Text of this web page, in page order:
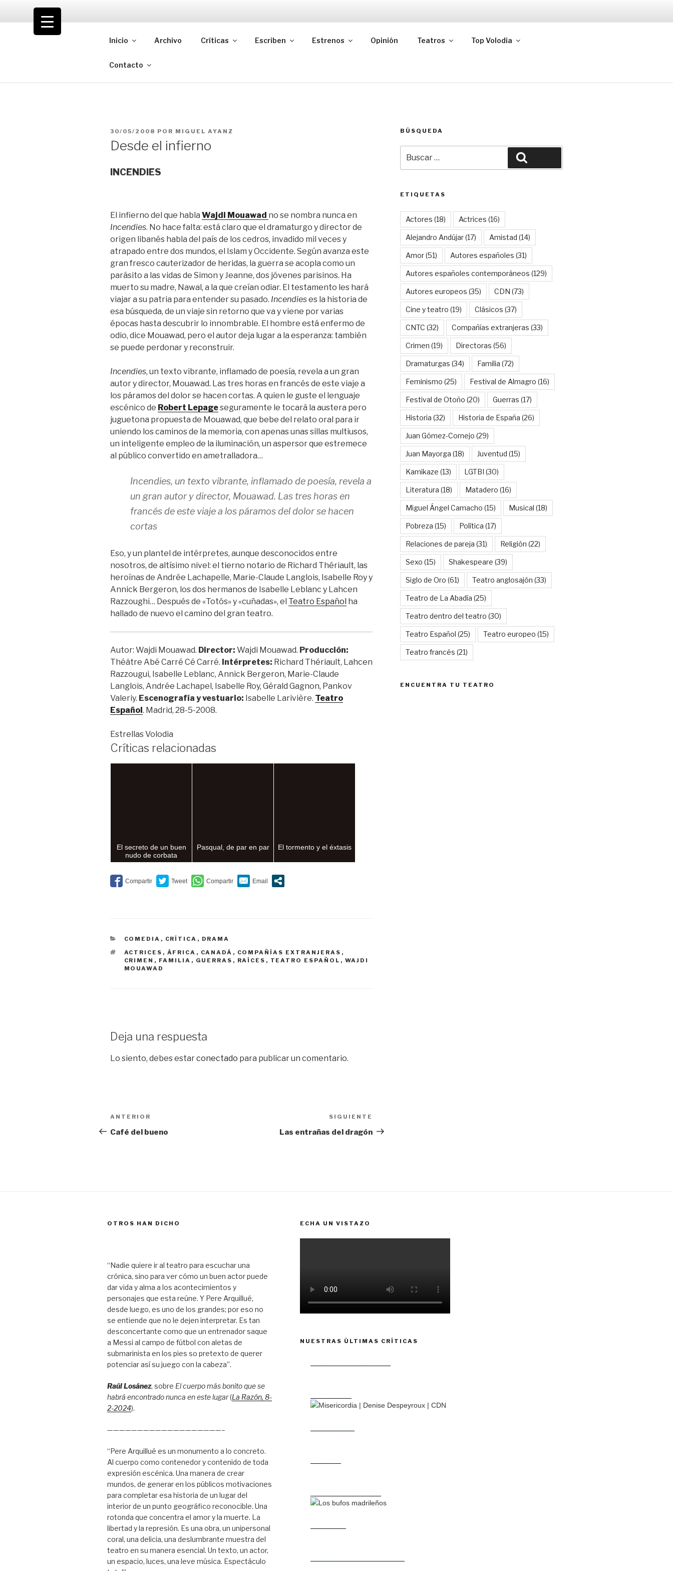
VOLODIA
Inicio Archivo Críticas Escriben Estrenos Opinión Teatros Top Volodia
Contacto
PUBLICADO
30/05/2008 POR MIGUEL AYANZ
Desde el infierno
INCENDIES
El infierno del que habla Wajdi Mouawad no se nombra nunca en
Incendies. No hace falta: está claro que el dramaturgo y director de
origen libanés habla del país de los cedros, invadido mil veces y
atrapado entre dos mundos, el Islam y Occidente. Según avanza este
gran fresco cauterizador de heridas, la guerra se acopla como un
parásito a las vidas de Simon y Jeanne, dos jóvenes parisinos. Ha
muerto su madre, Nawal, a la que creían odiar. El testamento les hará
viajar a su patria para entender su pasado. Incendieses la historia de
esa búsqueda, de un viaje sin retorno que va y viene por varias
épocas hasta descubrir lo innombrable. El hombre está enfermo de
odio, dice Mouawad, pero el autor deja lugar a la esperanza: también
se puede perdonar y reconstruir.
Incendies, un texto vibrante, inflamado de poesía, revela a un gran
autor y director, Mouawad. Las tres horas en francés de este viaje a
los páramos del dolor se hacen cortas. A quien le guste el lenguaje
escénico de Robert Lepageseguramente le tocará la austera pero
juguetona propuesta de Mouawad, que bebe del relato oral para ir
uniendo los caminos de la memoria, con apenas unas sillas multiusos,
un inteligente empleo de la iluminación, un aspersor que estremece
al público convertido en ametralladora…
Incendies, un texto vibrante, inflamado de poesía, revela a
un gran autor y director, Mouawad. Las tres horas en
francés de este viaje a los páramos del dolor se hacen
cortas
Eso, y un plantel de intérpretes, aunque desconocidos entre
nosotros, de altísimo nivel: el tierno notario de Richard Thériault, las
heroínas de Andrée Lachapelle, Marie-Claude Langlois, Isabelle Roy y
Annick Bergeron, los dos hermanos de Isabelle Leblanc y Lahcen
Razzoughi… Después de «Totós» y «cuñadas», el Teatro Español ha
hallado de nuevo el camino del gran teatro.
Autor: Wajdi Mouawad. Director: Wajdi Mouawad. Producción:
Théâtre Abé Carré Cé Carré. Intérpretes: Richard Thériault, Lahcen
Razzougui, Isabelle Leblanc, Annick Bergeron, Marie-Claude
Langlois, Andrée Lachapel, Isabelle Roy, Gérald Gagnon, Pankov
Valeriy. Escenografía y vestuario: Isabelle Larivière. Teatro
Español. Madrid, 28-5-2008.
Estrellas Volodia
Críticas relacionadas
El secreto de un buen
nudo de corbata
Pasqual, de par en par El tormento y el éxtasis
CATEGORÍAS
COMEDIA , CRÍTICA , DRAMA
ETIQUETAS
ACTRICES , ÁFRICA , CANADÁ , COMPAÑÍAS EXTRANJERAS ,
CRIMEN , FAMILIA , GUERRAS , RAÍCES , TEATRO ESPAÑOL , WAJDI
MOUAWAD
Deja una respuesta
Lo siento, debes estarconectado para publicar un comentario.
Navegación
de
Entrada
anterior:
ANTERIOR
Café del bueno
entrada
SIGUIENTE
Las entrañas del dragón
BÚSQUEDA
por:
ETIQUETAS
Actores (18) Actrices (16)
Alejandro Andújar(17) Amistad (14)
Amor(51) Autores españoles (31)
Autores españoles contemporáneos (129)
Autores europeos (35) CDN (73)
Cine y teatro (19) Clásicos (37)
CNTC (32) Compañías extranjeras (33)
Crimen (19) Directoras (56)
Dramaturgas (34) Familia (72)
Feminismo (25) Festival de Almagro (16)
Festival de Otoño (20) Guerras (17)
Historia (32) Historia de España (26)
Juan Gómez-Cornejo (29)
Juan Mayorga (18) Juventud (15)
Kamikaze (13) LGTBI (30)
Literatura (18) Matadero (16)
Miguel Ángel Camacho (15) Musical (18)
Pobreza (15) Política (17)
Relaciones de pareja (31) Religión (22)
Sexo (15) Shakespeare (39)
Siglo de Oro (61) Teatro anglosajón (33)
Teatro de La Abadía (25)
Teatro dentro del teatro (30)
Teatro Español (25) Teatro europeo (15)
Teatro francés (21)
ENCUENTRA TU TEATRO
OTROS HAN DICHO
“Nadie quiere ir al teatro para escuchar una
crónica, sino para ver cómo un buen actor puede
dar vida y alma a los acontecimientos y
personajes que esta reúne. Y Pere Arquillué,
desde luego, es uno de los grandes; por eso no
se entiende que no le dejen interpretar. Es tan
desconcertante como que un entrenador saque
a Messi al campo de fútbol con aletas de
submarinista en los pies so pretexto de querer
potenciar así su juego con la cabeza”.
Raúl Losánez, sobre El cuerpo más bonito que se
habrá encontrado nunca en este lugar(La Razón, 8-
2-2024).
———————————————————–
“Pere Arquillué es un monumento a lo concreto.
Al cuerpo como contenedor y contenido de toda
expresión escénica. Una manera de crear
mundos, de generar en los públicos motivaciones
para completar esa historia de un lugar del
interior de un punto geográfico reconocible. Una
rotonda que concentra el amor y la muerte. La
libertad y la represión. Es una obra, un unipersonal
coral, una delicia, una deslumbrante muestra del
teatro en su manera esencial. Un texto, un actor,
un espacio, luces, una leve música. Espectáculo
ECHA UN VISTAZO
NUESTRAS ÚLTIMAS CRÍTICAS